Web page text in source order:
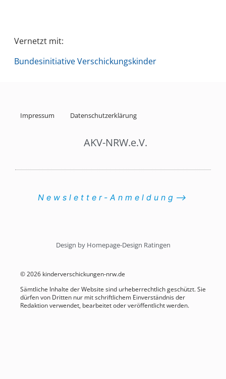
Vernetzt mit:
Bundesinitiative Verschickungskinder
Impressum Datenschutzerklärung
AKV-NRW.e.V.
Newsletter-Anmeldung⟶
Design by Homepage-Design Ratingen
© 2026 kinderverschickungen-nrw.de
Sämtliche Inhalte der Website sind urheberrechtlich geschützt. Sie
dürfen von Dritten nur mit schriftlichem Einverständnis der
Redaktion verwendet, bearbeitet oder veröffentlicht werden.